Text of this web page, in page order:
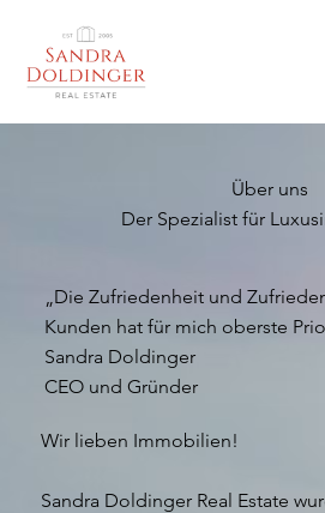
Über uns
Der Spezialist für
Wir lieben Immobilien!
Sandra Doldinger Real Estate
„Die Zufriedenheit und
Kunden hat für mich oberste
Sandra Doldinger
CEO und Gründer